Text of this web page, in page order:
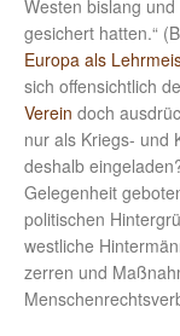
Westen bislang
gesichert hatten.“
Europa als
sich offensichtlich
Verein doch
nur als Kriegs- und
deshalb
Gelegenheit
politischen
westliche
zerren und